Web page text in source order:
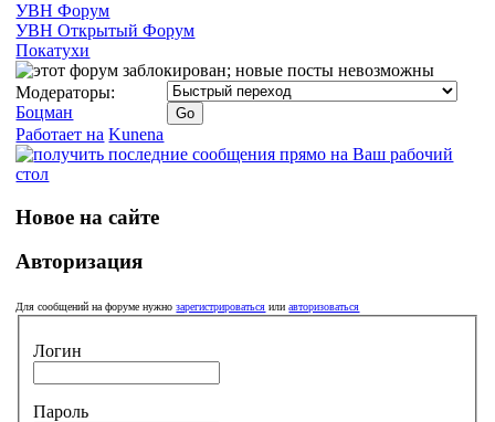
УВН Форум
УВН Открытый Форум
Покатухи
Модераторы:
Боцман
Работает на Kunena
Новое на сайте
Авторизация
Для сообщений на форуме нужнозарегистрироваться илиавторизоваться
Логин
Пароль